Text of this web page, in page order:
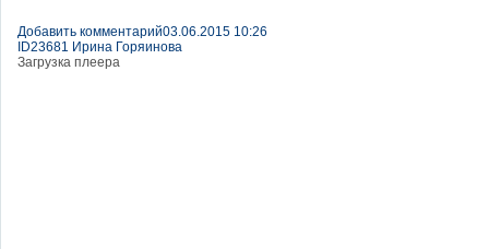
Добавить комментарий03.06.2015 10:26
ID23681 Ирина Горяинова
Загрузка плеера